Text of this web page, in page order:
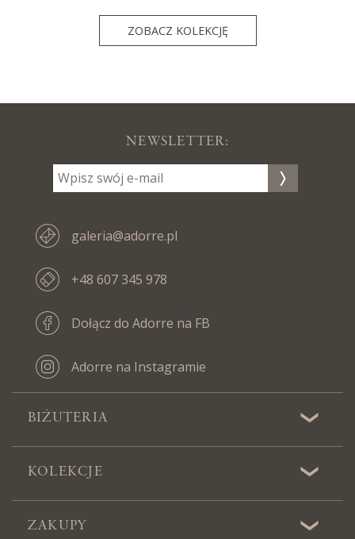
ZOBACZ KOLEKCJĘ
NEWSLETTER:
galeria@adorre.pl
+48 607 345 978
Dołącz do Adorre na FB
Adorre na Instagramie
BIŻUTERIA
KOLEKCJE
ZAKUPY